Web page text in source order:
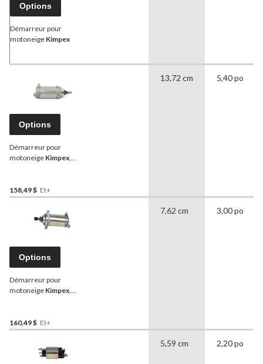
Options
Démarreur pour
motoneige Kimpex
Options
Démarreur pour
motoneige Kimpex
158,49 $ Et+
13,72 cm 5,40 po
Options
Démarreur pour
motoneige Kimpex
160,49 $ Et+
7,62 cm 3,00 po
5,59 cm 2,20 po